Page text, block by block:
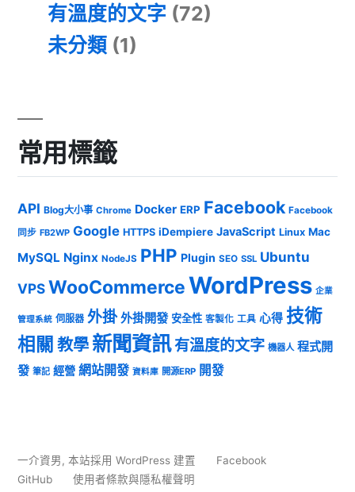
有溫度的文字 (72)
未分類 (1)
常用標籤
API Blog大小事 Chrome Docker ERP Facebook Facebook
同步 FB2WP Google HTTPS iDempiere JavaScript Linux Mac
MySQL Nginx NodeJS PHP Plugin SEO SSL Ubuntu
VPSWooCommerceWordPress 企業
管理系統 伺服器 外掛 外掛開發 安全性 客製化 工具 心得 技術
相關 教學 新聞資訊有溫度的文字 機器人 程式開
發 筆記 經營 網站開發 資料庫 開源ERP 開發
一介資男, 本站採用 WordPress 建置
Facebook
GitHub
使用者條款與隱私權聲明